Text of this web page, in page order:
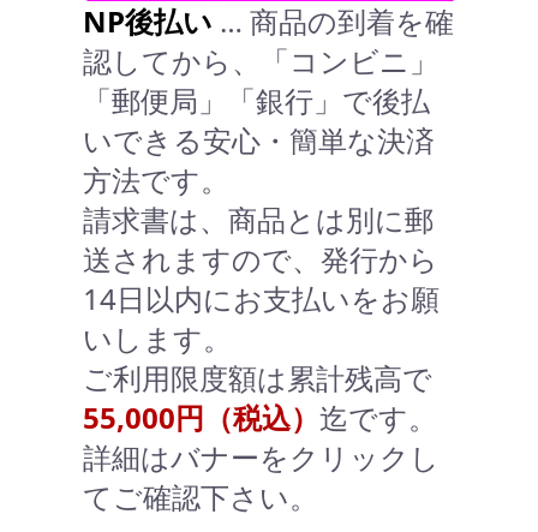
NP後払い … 商品の到着を確
認してから、「コンビニ」
「郵便局」「銀行」で後払
いできる安心・簡単な決済
方法です。
請求書は、商品とは別に郵
送されますので、発行から
14日以内にお支払いをお願
いします。
ご利用限度額は累計残高で
55,000円（税込） 迄です。
詳細はバナーをクリックし
てご確認下さい。